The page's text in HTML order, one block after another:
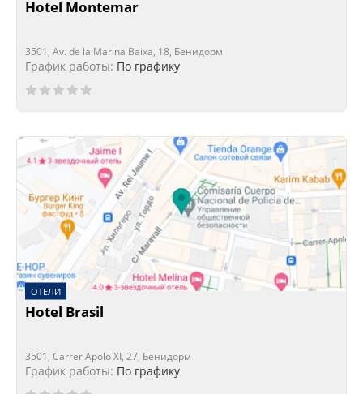
Hotel Montemar
3501, Av. de la Marina Baixa, 18, Бенидорм
График работы: По графику
ОТЕЛИ
Hotel Brasil
3501, Carrer Apolo XI, 27, Бенидорм
График работы: По графику